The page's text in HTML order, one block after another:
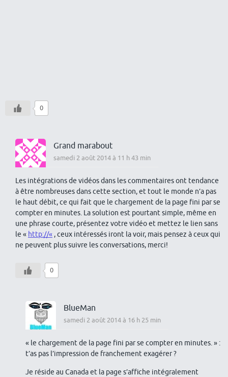
0
Grand marabout
samedi 2 août 2014 à 11 h 43 min
Les intégrations de vidéos dans les commentaires ont tendance
à être nombreuses dans cette section, et tout le monde n’a pas
le haut débit, ce qui fait que le chargement de la page fini par se
compter en minutes. La solution est pourtant simple, même en
une phrase courte, présentez votre vidéo et mettez le lien sans
le « http://« , ceux intéressés iront la voir, mais pensez à ceux qui
ne peuvent plus suivre les conversations, merci!
0
BlueMan
samedi 2 août 2014 à 16 h 25 min
« le chargement de la page fini par se compter en minutes. » :
t’as pas l’impression de franchement exagérer ?
Je réside au Canada et la page s’affiche intégralement